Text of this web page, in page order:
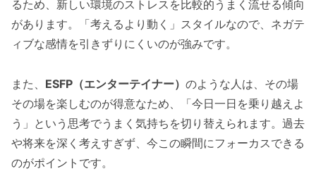
るため、新しい環境のストレスを比較的うまく流せる傾向
があります。「考えるより動く」スタイルなので、ネガテ
ィブな感情を引きずりにくいのが強みです。
また、 ESFP（エンターテイナー） のような人は、その場
その場を楽しむのが得意なため、「今日一日を乗り越えよ
う」という思考でうまく気持ちを切り替えられます。過去
や将来を深く考えすぎず、今この瞬間にフォーカスできる
のがポイントです。